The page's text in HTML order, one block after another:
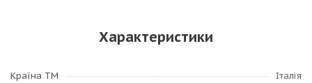
Характеристики
Країна ТМ
Італія